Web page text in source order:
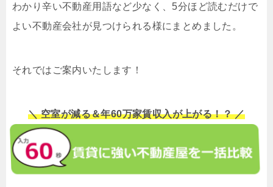
わかり辛い不動産用語など少なく、5分ほど読むだけで
よい不動産会社が見つけられる様にまとめました。
それではご案内いたします！
＼ 空室が減る＆年60万家賃収入が上がる！？ ／